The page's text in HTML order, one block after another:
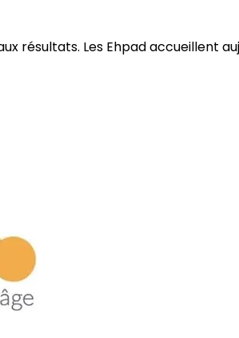
Les Ehpad accueillent